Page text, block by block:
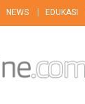
NEWS EDUKASI